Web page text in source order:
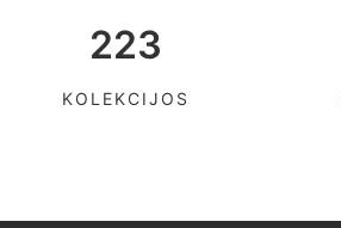
223
KOLEKCIJOS